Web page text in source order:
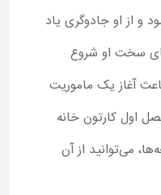
و از او جادوگری یاد
سخت او شروع
آغاز یک ماموریت
اول کارتون خانه
می‌توانید از آن